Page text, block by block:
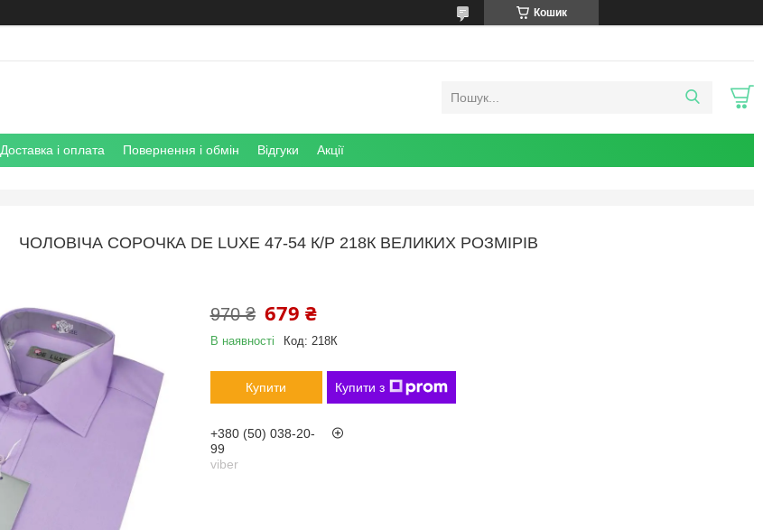
Кошик
Доставка і оплата Повернення і обмін Відгуки Акції
ЧОЛОВІЧА СОРОЧКА DE LUXE 47-54 К/Р 218К ВЕЛИКИХ РОЗМІРІВ
970 ₴ 679 ₴
В наявності Код: 218К
Купити Купити з
+380 (50) 038-20-
99
viber